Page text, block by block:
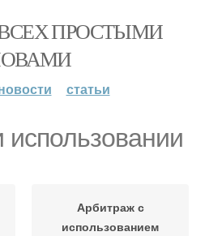
ПРОСТЫМИ
статьи
использовании
Арбитраж с
использованием